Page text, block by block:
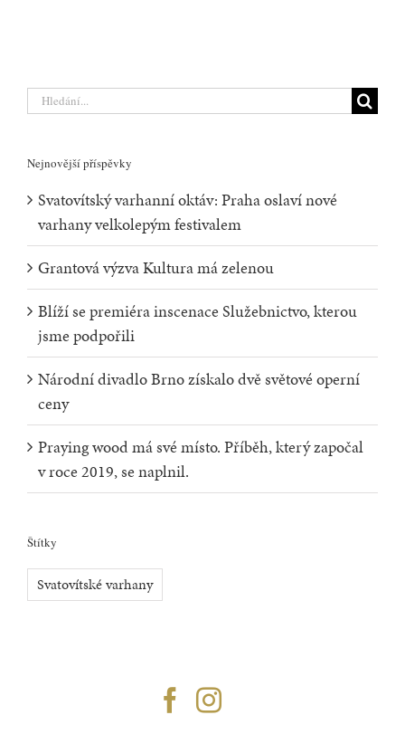
Hledat:
Nejnovější příspěvky
Svatovítský varhanní oktáv: Praha oslaví nové
varhany velkolepým festivalem
Grantová výzva Kultura má zelenou
Blíží se premiéra inscenace Služebnictvo, kterou
jsme podpořili
Národní divadlo Brno získalo dvě světové operní
ceny
Praying wood má své místo. Příběh, který započal
v roce 2019, se naplnil.
Štítky
Svatovítské varhany